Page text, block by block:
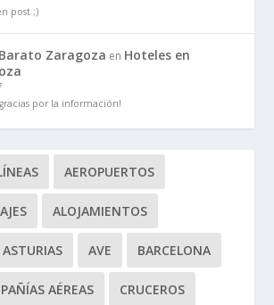
post ;)
Zaragoza en Hoteles en
por la información!
AEROPUERTOS
ALOJAMIENTOS
ASTURIAS AVE BARCELONA
AÉREAS CRUCEROS